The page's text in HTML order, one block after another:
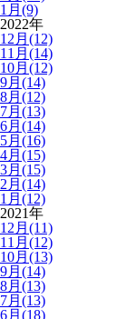
1月(9)
2022年
12月(12)
11月(14)
10月(12)
9月(14)
8月(12)
7月(13)
6月(14)
5月(16)
4月(15)
3月(15)
2月(14)
1月(12)
2021年
12月(11)
11月(12)
10月(13)
9月(14)
8月(13)
7月(13)
6月(18)